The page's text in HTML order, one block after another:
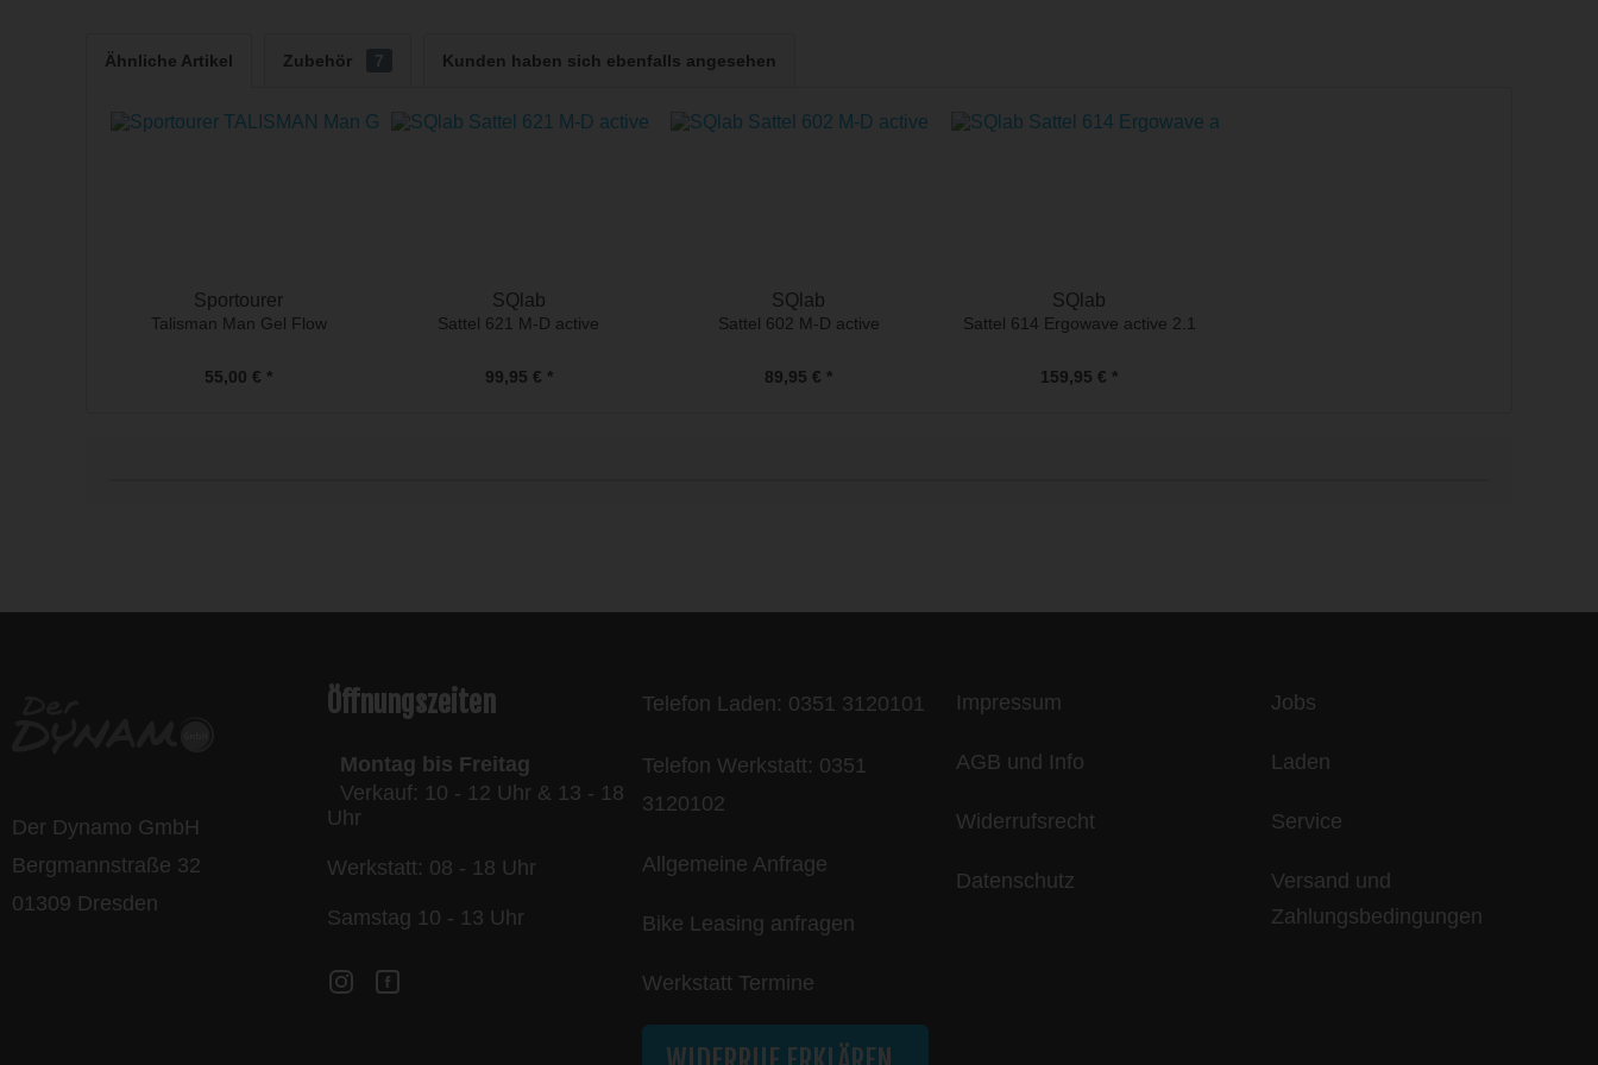
Ähnliche Artikel Zubehör 7 Kunden haben sich ebenfalls angesehen
Sportourer
Talisman Man Gel Flow
55,00 € *
SQlab
Sattel 621 M-D active
99,95 € *
SQlab
Sattel 602 M-D active
89,95 € *
SQlab
Sattel 614 Ergowave active 2.1
159,95 € *
Der Dynamo GmbH
Bergmannstraße 32
01309 Dresden
Öffnungszeiten
Montag bis Freitag
Verkauf: 10 - 12 Uhr & 13 - 18
Uhr
Werkstatt: 08 - 18 Uhr
Samstag 10 - 13 Uhr
Telefon Laden: 0351 3120101
Telefon Werkstatt: 0351
3120102
Allgemeine Anfrage
Bike Leasing anfragen
Werkstatt Termine
Impressum
AGB und Info
Widerrufsrecht
Datenschutz
Jobs
Laden
Service
Versand und
Zahlungsbedingungen